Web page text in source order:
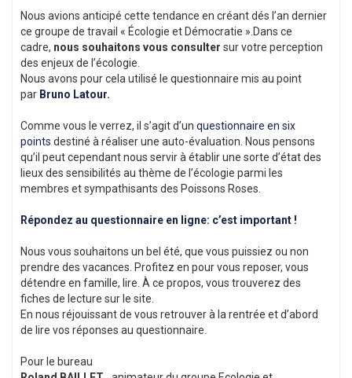
Nous avions anticipé cette tendance en créant dés l’an dernier
ce groupe de travail « Écologie et Démocratie ».Dans ce
cadre, nous souhaitons vous consulter sur votre perception
des enjeux de l’écologie.
Nous avons pour cela utilisé le questionnaire mis au point
par Bruno Latour.
Comme vous le verrez, il s’agit d’un questionnaire en six
points destiné à réaliser une auto-évaluation. Nous pensons
qu’il peut cependant nous servir à établir une sorte d’état des
lieux des sensibilités au thème de l’écologie parmi les
membres et sympathisants des Poissons Roses.
Répondez au questionnaire en ligne: c’est important !
Nous vous souhaitons un bel été, que vous puissiez ou non
prendre des vacances. Profitez en pour vous reposer, vous
détendre en famille, lire. À ce propos, vous trouverez des
fiches de lecture sur le site.
En nous réjouissant de vous retrouver à la rentrée et d’abord
de lire vos réponses au questionnaire.
Pour le bureau